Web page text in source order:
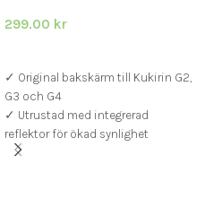
299.00 kr
✓ Original bakskärm till Kukirin G2,
G3 och G4
✓ Utrustad med integrerad
reflektor för ökad synlighet
✓ Slitstark och enkel att montera